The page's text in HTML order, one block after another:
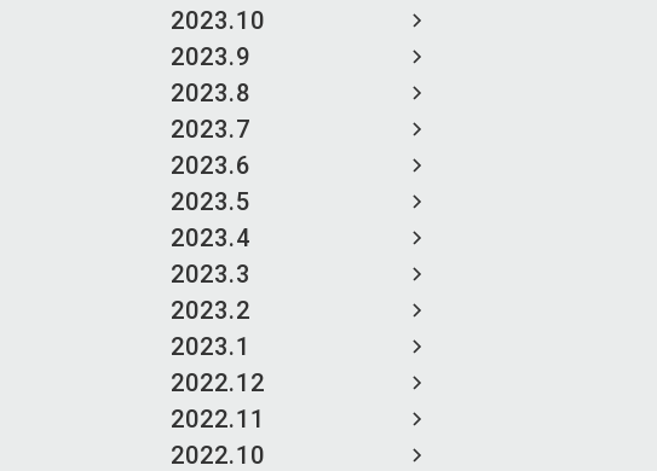
2023.10
2023.9
2023.8
2023.7
2023.6
2023.5
2023.4
2023.3
2023.2
2023.1
2022.12
2022.11
2022.10